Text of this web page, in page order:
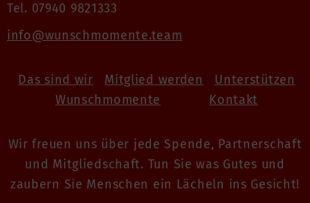
Tel. 07940 9821333
info@wunschmomente.team
Das sind wir Mitglied werden
Unterstützen
Wunschmomente
Kontakt
Wir freuen uns über jede Spende, Partnerschaft
und Mitgliedschaft. Tun Sie was Gutes und
zaubern Sie Menschen ein Lächeln ins Gesicht!